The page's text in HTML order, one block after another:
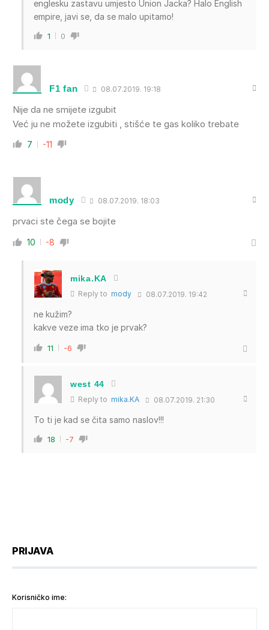
englesku zastavu umjesto Union Jacka? Halo English
empire, javi se, da se malo upitamo!
1 0
F1 fan 08.07.2019. 19:18
Nije da ne smijete izgubit
Već ju ne možete izgubiti , stišće te gas koliko trebate
7 -11
mody 08.07.2019. 18:03
prvaci ste čega se bojite
10 -8
mika.KA
Reply to mody 08.07.2019. 19:42
ne kužim?
kakve veze ima tko je prvak?
11 -6
west 44
Reply to mika.KA 08.07.2019. 21:30
To ti je kad se čita samo naslov!!!
18 -7
PRIJAVA
Korisničko ime: